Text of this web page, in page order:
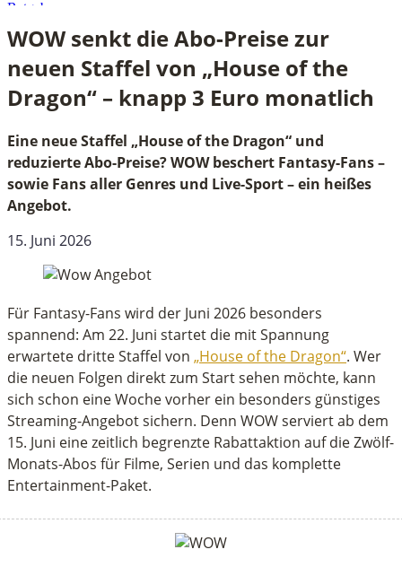
Alle anzeigen
Ratgeber
WOW senkt die Abo-Preise zur neuen Staffel von „House of the
WOW senkt die Abo-Preise zur
neuen Staffel von „House of the
Dragon“ – knapp 3 Euro monatlich
Eine neue Staffel „House of the Dragon“ und
reduzierte Abo-Preise? WOW beschert Fantasy-Fans –
sowie Fans aller Genres und Live-Sport – ein heißes
Angebot.
15. Juni 2026
Für Fantasy-Fans wird der Juni 2026 besonders
spannend: Am 22. Juni startet die mit Spannung
erwartete dritte Staffel von „House of the Dragon“. Wer
die neuen Folgen direkt zum Start sehen möchte, kann
sich schon eine Woche vorher ein besonders günstiges
Streaming-Angebot sichern. Denn WOW serviert ab dem
15. Juni eine zeitlich begrenzte Rabattaktion auf die Zwölf-
Monats-Abos für Filme, Serien und das komplette
Entertainment-Paket.